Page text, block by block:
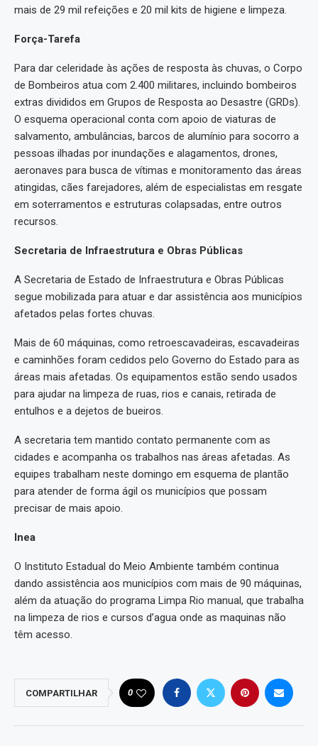
mais de 29 mil refeições e 20 mil kits de higiene e limpeza.
Força-Tarefa
Para dar celeridade às ações de resposta às chuvas, o Corpo
de Bombeiros atua com 2.400 militares, incluindo bombeiros
extras divididos em Grupos de Resposta ao Desastre (GRDs).
O esquema operacional conta com apoio de viaturas de
salvamento, ambulâncias, barcos de alumínio para socorro a
pessoas ilhadas por inundações e alagamentos, drones,
aeronaves para busca de vítimas e monitoramento das áreas
atingidas, cães farejadores, além de especialistas em resgate
em soterramentos e estruturas colapsadas, entre outros
recursos.
Secretaria de Infraestrutura e Obras Públicas
A Secretaria de Estado de Infraestrutura e Obras Públicas
segue mobilizada para atuar e dar assistência aos municípios
afetados pelas fortes chuvas.
Mais de 60 máquinas, como retroescavadeiras, escavadeiras
e caminhões foram cedidos pelo Governo do Estado para as
áreas mais afetadas. Os equipamentos estão sendo usados
para ajudar na limpeza de ruas, rios e canais, retirada de
entulhos e a dejetos de bueiros.
A secretaria tem mantido contato permanente com as
cidades e acompanha os trabalhos nas áreas afetadas. As
equipes trabalham neste domingo em esquema de plantão
para atender de forma ágil os municípios que possam
precisar de mais apoio.
Inea
O Instituto Estadual do Meio Ambiente também continua
dando assistência aos municípios com mais de 90 máquinas,
além da atuação do programa Limpa Rio manual, que trabalha
na limpeza de rios e cursos d’agua onde as maquinas não
têm acesso.
COMPARTILHAR 0